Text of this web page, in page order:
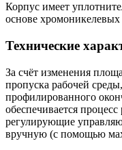
Корпус имеет
основе хромоникелевых
Технические
За счёт изменения
пропуска рабочей
профилированного
обеспечивается
регулирующие
вручную (с помощью